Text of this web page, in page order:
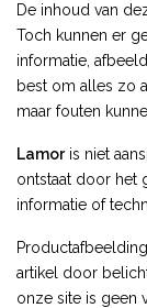
De inhoud van
Toch kunnen er
informatie,
best om alles zo
maar fouten
Lamoris niet
ontstaat door het
informatie of
artikel door
onze site is geen